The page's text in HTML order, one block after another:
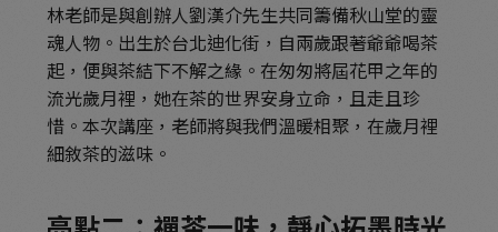
林老師是與創辦人劉漢介先生共同籌備秋山堂的靈
魂人物。出生於台北迪化街，自兩歲跟著爺爺喝茶
起，便與茶結下不解之緣。在匆匆將屆花甲之年的
流光歲月裡，她在茶的世界安身立命，且走且珍
惜。本次講座，老師將與我們溫暖相聚，在歲月裡
細敘茶的滋味。